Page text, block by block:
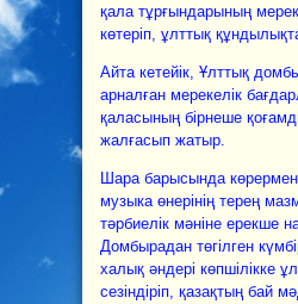
қала тұрғындарының
көтеріп, ұлттық
Айта кетейік, Ұлттық
арналған мерекелік
қаласының бірнеше
жалғасып жатыр.
Шара барысында
музыка өнерінің терең
тәрбиелік мәніне ерекше
Домбырадан төгілген
халық әндері көпшілікке
сезіндіріп, қазақтың бай